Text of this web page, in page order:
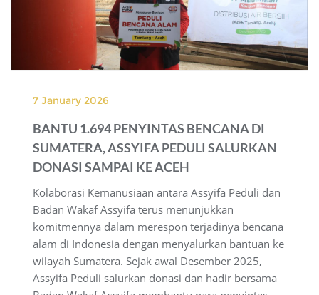
7 January 2026
BANTU 1.694 PENYINTAS BENCANA DI
SUMATERA, ASSYIFA PEDULI SALURKAN
DONASI SAMPAI KE ACEH
Kolaborasi Kemanusiaan antara Assyifa Peduli dan
Badan Wakaf Assyifa terus menunjukkan
komitmennya dalam merespon terjadinya bencana
alam di Indonesia dengan menyalurkan bantuan ke
wilayah Sumatera. Sejak awal Desember 2025,
Assyifa Peduli salurkan donasi dan hadir bersama